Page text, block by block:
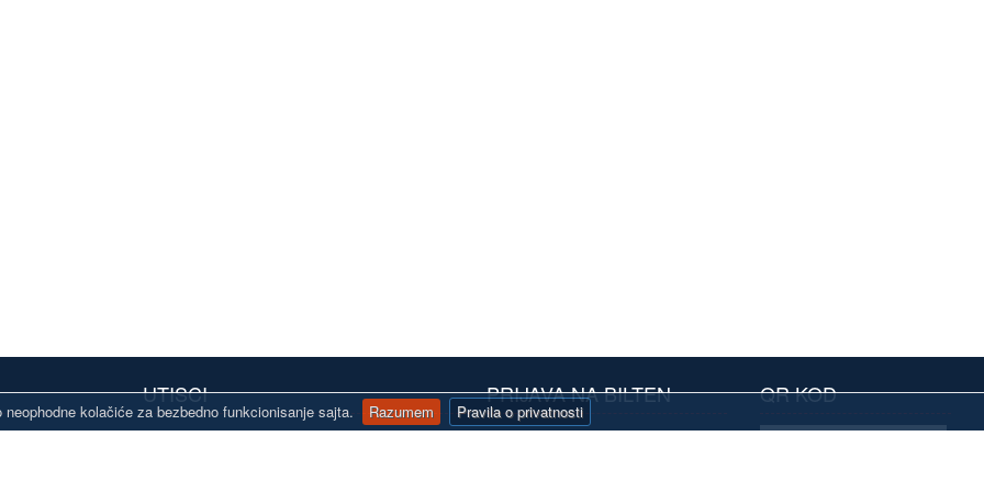
neophodne kolačiće za bezbedno funkcionisanje sajta. Razumem Pravila o privatnosti
UTISCI PRIJAVA NA BILTEN QR KOD